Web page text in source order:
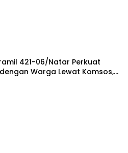
421-06/Natar Perkuat
Warga Lewat Komsos,
di Natar dan Tegineneng